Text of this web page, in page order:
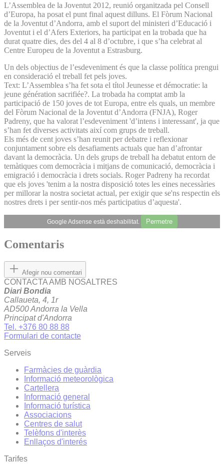
L’Assemblea de la Joventut 2012, reunió organitzada pel Consell
d’Europa, ha posat el punt final aquest dilluns. El Fòrum Nacional
de la Joventut d’Andorra, amb el suport del ministeri d’Educació i
Joventut i el d’Afers Exteriors, ha participat en la trobada que ha
durat quatre dies, des del 4 al 8 d’octubre, i que s’ha celebrat al
Centre Europeu de la Joventut a Estrasburg.
Un dels objectius de l’esdeveniment és que la classe política prengui
en consideració el treball fet pels joves.
Text: L’Assemblea s’ha fet sota el títol Jeunesse et démocratie: la
jeune génération sacrifiée?. La trobada ha comptat amb la
participació de 150 joves de tot Europa, entre els quals, un membre
del Fòrum Nacional de la Joventut d’Andorra (FNJA), Roger
Padreny, que ha valorat l’esdeveniment 'd’intens i interessant', ja que
s’han fet diverses activitats així com grups de treball.
Els més de cent joves s’han reunit per debatre i reflexionar
conjuntament sobre els desafiaments actuals que han d’afrontar
davant la democràcia. Un dels grups de treball ha debatut entorn de
temàtiques com democràcia i mitjans de comunicació, democràcia i
emigració i democràcia i drets socials. Roger Padreny ha recordat
que els joves 'tenim a la nostra disposició totes les eines necessàries
per millorar la nostra societat actual, per exigir que se'ns respectin els
nostres drets i per sentir‐nos més participatius d’aquesta'.
Google Adsense està deshabilitat. Permetre
Comentaris
Afegir nou comentari
CONTACTA AMB NOSALTRES
Diari Bondia
Callaueta, 4, 1r
AD500 Andorra la Vella
Principat d'Andorra
Tel. +376 80 88 88
Formulari de contacte
Serveis
Farmàcies de guàrdia
Informació meteorològica
Cartellera
Informació general
Informació turística
Associacions
Centres de salut
Telèfons d'interès
Enllaços d'interés
Tarifes